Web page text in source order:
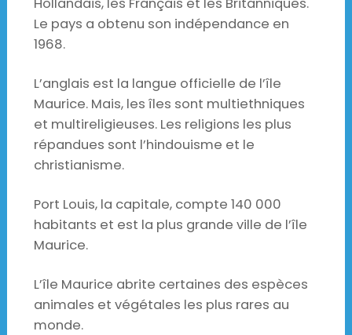
Le pays a obtenu son indépendance en
1968.
L’anglais est la langue officielle de l’île
Maurice. Mais, les îles sont multiethniques
et multireligieuses. Les religions les plus
répandues sont l’hindouisme et le
christianisme.
Port Louis, la capitale, compte 140 000
habitants et est la plus grande ville de l’île
Maurice.
L’île Maurice abrite certaines des espèces
animales et végétales les plus rares au
monde.